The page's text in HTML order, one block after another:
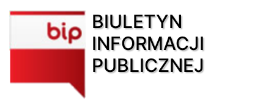
BIULETYN
INFORMACJI
PUBLICZNEJ